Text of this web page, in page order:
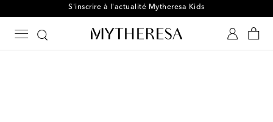
S'inscrire à l'actualité Mytheresa Kids